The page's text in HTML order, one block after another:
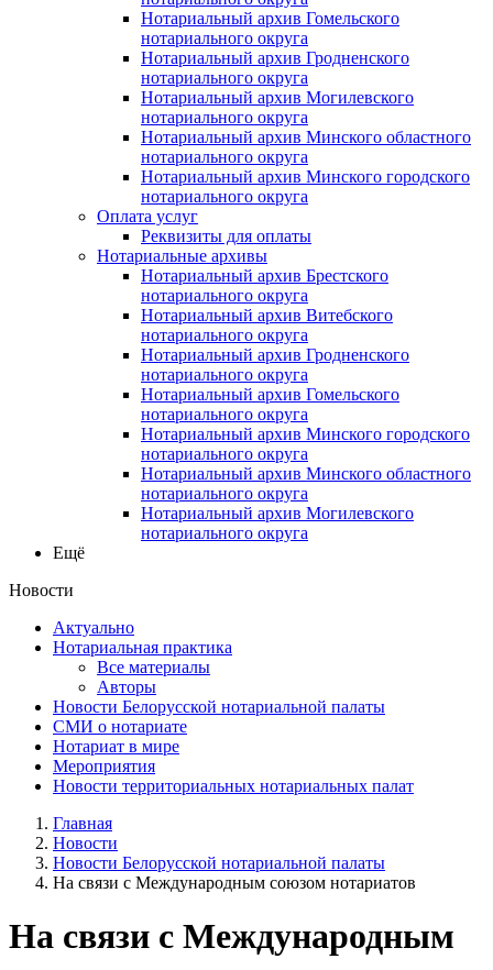
Нотариальный архив Гомельского
нотариального округа
Нотариальный архив Гродненского
нотариального округа
Нотариальный архив Могилевского
нотариального округа
Нотариальный архив Минского областного
нотариального округа
Нотариальный архив Минского городского
нотариального округа
Оплата услуг
Реквизиты для оплаты
Нотариальные архивы
Нотариальный архив Брестского
нотариального округа
Нотариальный архив Витебского
нотариального округа
Нотариальный архив Гродненского
нотариального округа
Нотариальный архив Гомельского
нотариального округа
Нотариальный архив Минского городского
нотариального округа
Нотариальный архив Минского областного
нотариального округа
Нотариальный архив Могилевского
нотариального округа
Ещё
Новости
Актуально
Нотариальная практика
Все материалы
Авторы
Новости Белорусской нотариальной палаты
СМИ о нотариате
Нотариат в мире
Мероприятия
Новости территориальных нотариальных палат
Главная
Новости
Новости Белорусской нотариальной палаты
На связи с Международным союзом нотариатов
На связи с Международным